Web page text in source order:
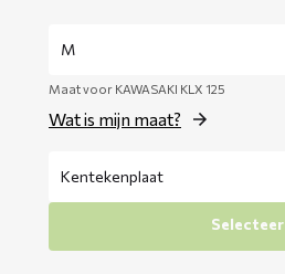
Maat voor KAWASAKI KLX 125
Wat is mijn maat?
Selecteer